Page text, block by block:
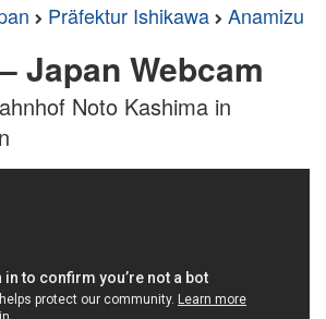
Präfektur Ishikawa Anamizu
Japan Webcam
Noto Kashima in